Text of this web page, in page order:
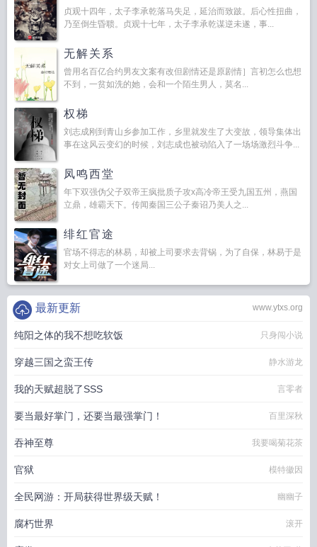
贞观十四年，太子李承乾落马失足，延治而致跛。后心性扭曲，
乃至倒生昏聩。贞观十七年，太子李承乾谋逆未遂，事...
无解关系
曾用名百亿合约男友文案有改但剧情还是原剧情］言初怎么也想
不到，一贫如洗的她，会和一个陌生男人，莫名...
权梯
刘志成刚到青山乡参加工作，乡里就发生了大变故，领导集体出
事在这风云变幻的时候，刘志成也被动陷入了一场场激烈斗争...
凤鸣西堂
年下双强伪父子双帝王疯批质子攻x高冷帝王受九国五州，燕国
立鼎，雄霸天下。传闻秦国三公子秦诏乃美人之...
绯红官途
官场不得志的林易，却被上司要求去背锅，为了自保，林易于是
对女上司做了一个迷局...
www.ytxs.org
最新更新
纯阳之体的我不想吃软饭 只身闯小说
穿越三国之蛮王传 静水游龙
我的天赋超脱了SSS 言零者
要当最好掌门，还要当最强掌门！ 百里深秋
吞神至尊 我要喝菊花茶
官狱 模特徽因
全民网游：开局获得世界级天赋！ 幽幽子
腐朽世界 滚开